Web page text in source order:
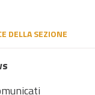
DELLA SEZIONE